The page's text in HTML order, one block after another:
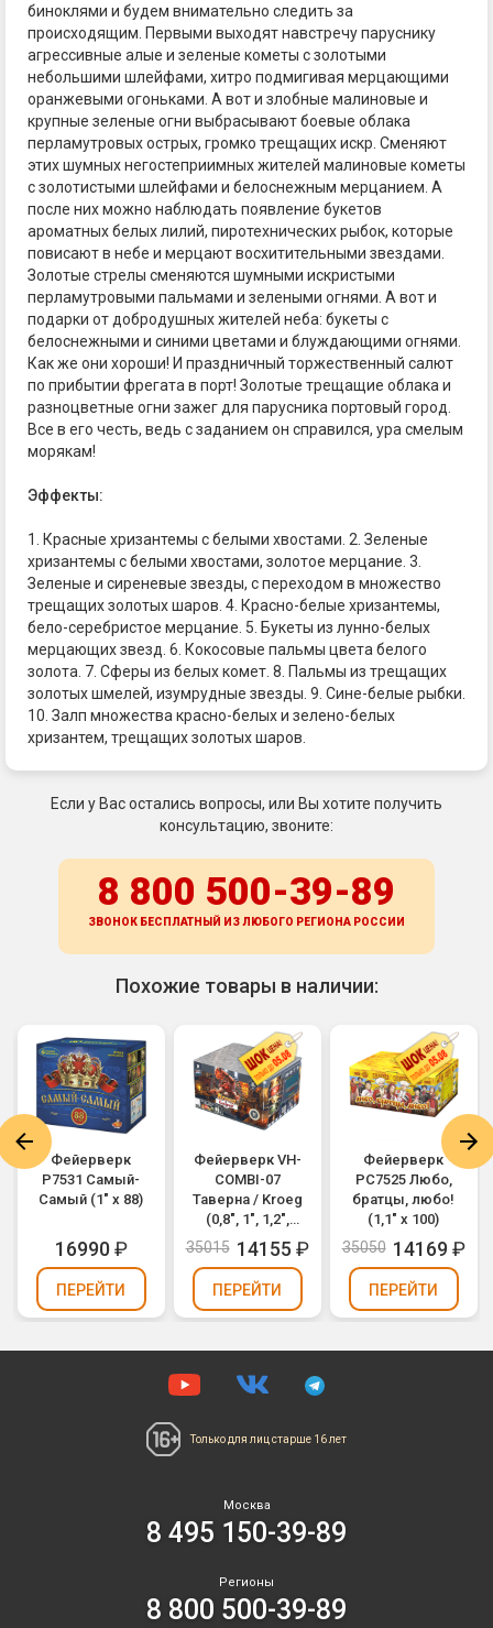
биноклями и будем внимательно следить за
происходящим. Первыми выходят навстречу паруснику
агрессивные алые и зеленые кометы с золотыми
небольшими шлейфами, хитро подмигивая мерцающими
оранжевыми огоньками. А вот и злобные малиновые и
крупные зеленые огни выбрасывают боевые облака
перламутровых острых, громко трещащих искр. Сменяют
этих шумных негостеприимных жителей малиновые кометы
с золотистыми шлейфами и белоснежным мерцанием. А
после них можно наблюдать появление букетов
ароматных белых лилий, пиротехнических рыбок, которые
повисают в небе и мерцают восхитительными звездами.
Золотые стрелы сменяются шумными искристыми
перламутровыми пальмами и зелеными огнями. А вот и
подарки от добродушных жителей неба: букеты с
белоснежными и синими цветами и блуждающими огнями.
Как же они хороши! И праздничный торжественный салют
по прибытии фрегата в порт! Золотые трещащие облака и
разноцветные огни зажег для парусника портовый город.
Все в его честь, ведь с заданием он справился, ура смелым
морякам!
Эффекты:
1. Красные хризантемы с белыми хвостами. 2. Зеленые
хризантемы с белыми хвостами, золотое мерцание. 3.
Зеленые и сиреневые звезды, с переходом в множество
трещащих золотых шаров. 4. Красно-белые хризантемы,
бело-серебристое мерцание. 5. Букеты из лунно-белых
мерцающих звезд. 6. Кокосовые пальмы цвета белого
золота. 7. Сферы из белых комет. 8. Пальмы из трещащих
золотых шмелей, изумрудные звезды. 9. Сине-белые рыбки.
10. Залп множества красно-белых и зелено-белых
хризантем, трещащих золотых шаров.
Если у Вас остались вопросы, или Вы хотите получить
консультацию, звоните:
8 800 500-39-89
ЗВОНОК БЕСПЛАТНЫЙ ИЗ ЛЮБОГО РЕГИОНА РОССИИ
Похожие товары в наличии:
Фейерверк
Р7531 Самый-
Самый (1" х 88)
16990₽
ПЕРЕЙТИ
Фейерверк VH-
COMBI-07
Таверна / Kroeg
(0,8", 1", 1,2",
1,5" х 86)
35015 14155 ₽
ПЕРЕЙТИ
Фейерверк
РС7525 Любо,
братцы, любо!
(1,1" х 100)
35050 14169₽
ПЕРЕЙТИ
Только для лиц старше 16 лет
Москва
8 495 150-39-89
Регионы
8 800 500-39-89